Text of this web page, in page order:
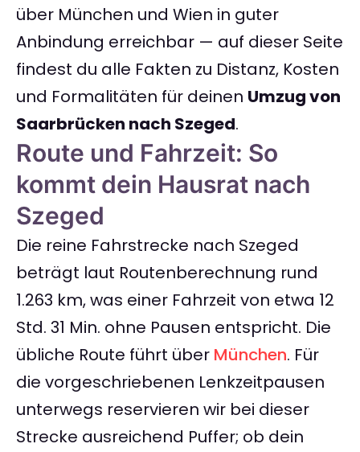
über München und Wien in guter
Anbindung erreichbar — auf dieser Seite
findest du alle Fakten zu Distanz, Kosten
und Formalitäten für deinen Umzug von
Saarbrücken nach Szeged.
Route und Fahrzeit: So
kommt dein Hausrat nach
Szeged
Die reine Fahrstrecke nach Szeged
beträgt laut Routenberechnung rund
1.263 km, was einer Fahrzeit von etwa 12
Std. 31 Min. ohne Pausen entspricht. Die
übliche Route führt über München. Für
die vorgeschriebenen Lenkzeitpausen
unterwegs reservieren wir bei dieser
Strecke ausreichend Puffer; ob dein